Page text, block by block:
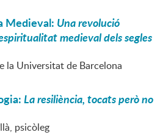
Medieval: Una revolució
medieval dels segles
la Universitat de Barcelona
La resiliència, tocats però no
psicòleg